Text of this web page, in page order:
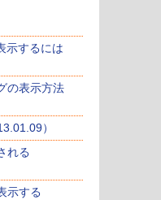
示するには
の表示方法
）
れる
示する